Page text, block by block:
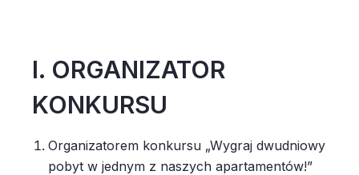
I. ORGANIZATOR
KONKURSU
Organizatorem konkursu „Wygraj dwudniowy
pobyt w jednym z naszych apartamentów!”